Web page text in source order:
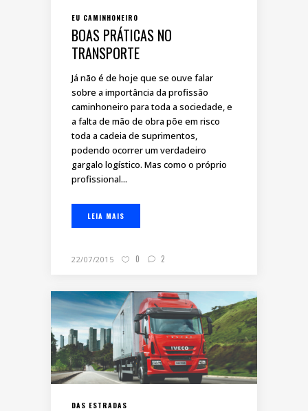
EU CAMINHONEIRO
BOAS PRÁTICAS NO
TRANSPORTE
Já não é de hoje que se ouve falar
sobre a importância da profissão
caminhoneiro para toda a sociedade, e
a falta de mão de obra põe em risco
toda a cadeia de suprimentos,
podendo ocorrer um verdadeiro
gargalo logístico. Mas como o próprio
profissional...
LEIA MAIS
22/07/2015 0 2
DAS ESTRADAS